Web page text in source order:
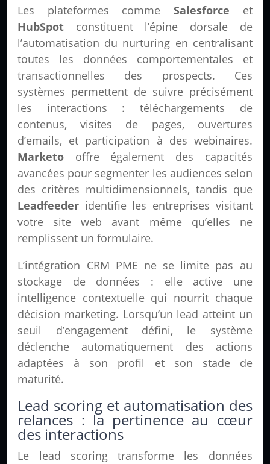
Les plateformes commeSalesforce et
HubSpot constituent l’épine dorsale de
l’automatisation du nurturing en centralisant
toutes les données comportementales et
transactionnelles des prospects. Ces
systèmes permettent de suivre précisément
les interactions : téléchargements de
contenus, visites de pages, ouvertures
d’emails, et participation à des webinaires.
Marketo offre également des capacités
avancées pour segmenter les audiences selon
des critères multidimensionnels, tandis que
Leadfeeder identifie les entreprises visitant
votre site web avant même qu’elles ne
remplissent un formulaire.
L’intégration CRM PME ne se limite pas au
stockage de données : elle active une
intelligence contextuelle qui nourrit chaque
décision marketing. Lorsqu’un lead atteint un
seuil d’engagement défini, le système
déclenche automatiquement des actions
adaptées à son profil et son stade de
maturité.
Lead scoring et automatisation des
relances : la pertinence au cœur
des interactions
Le lead scoring transforme les données